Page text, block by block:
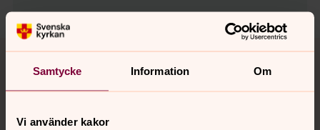
Samtycke Information Om
Vi använder kakor
Tillbaka till toppen
Tillbaka till innehållet
Kontakt